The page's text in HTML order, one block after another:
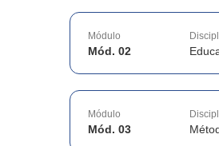
Módulo
Mód. 02
Módulo
Mód. 03